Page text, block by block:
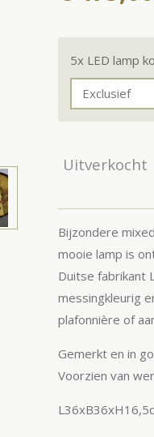
5x LED lamp
Uitverkocht
Bijzondere
mooie lamp is
Duitse fabrikant
messingkleurig
plafonnière of
Gemerkt en in
Voorzien van